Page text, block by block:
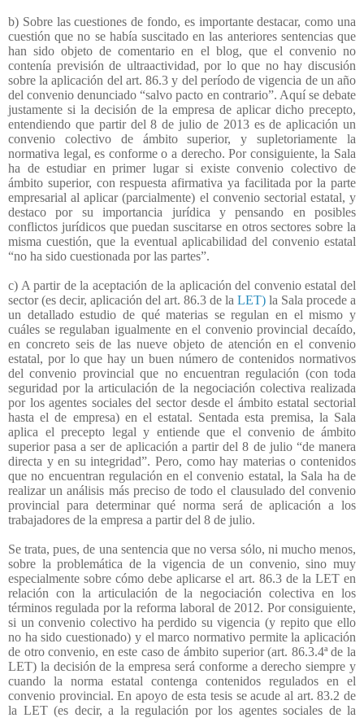
b) Sobre las cuestiones de fondo, es importante destacar, como una
cuestión que no se había suscitado en las anteriores sentencias que
han sido objeto de comentario en el blog, que el convenio no
contenía previsión de ultraactividad, por lo que no hay discusión
sobre la aplicación del art. 86.3 y del período de vigencia de un año
del convenio denunciado “salvo pacto en contrario”. Aquí se debate
justamente si la decisión de la empresa de aplicar dicho precepto,
entendiendo que partir del 8 de julio de 2013 es de aplicación un
convenio colectivo de ámbito superior, y supletoriamente la
normativa legal, es conforme o a derecho. Por consiguiente, la Sala
ha de estudiar en primer lugar si existe convenio colectivo de
ámbito superior, con respuesta afirmativa ya facilitada por la parte
empresarial al aplicar (parcialmente) el convenio sectorial estatal, y
destaco por su importancia jurídica y pensando en posibles
conflictos jurídicos que puedan suscitarse en otros sectores sobre la
misma cuestión, que la eventual aplicabilidad del convenio estatal
“no ha sido cuestionada por las partes”.
c) A partir de la aceptación de la aplicación del convenio estatal del
sector (es decir, aplicación del art. 86.3 de la LET) la Sala procede a
un detallado estudio de qué materias se regulan en el mismo y
cuáles se regulaban igualmente en el convenio provincial decaído,
en concreto seis de las nueve objeto de atención en el convenio
estatal, por lo que hay un buen número de contenidos normativos
del convenio provincial que no encuentran regulación (con toda
seguridad por la articulación de la negociación colectiva realizada
por los agentes sociales del sector desde el ámbito estatal sectorial
hasta el de empresa) en el estatal. Sentada esta premisa, la Sala
aplica el precepto legal y entiende que el convenio de ámbito
superior pasa a ser de aplicación a partir del 8 de julio “de manera
directa y en su integridad”. Pero, como hay materias o contenidos
que no encuentran regulación en el convenio estatal, la Sala ha de
realizar un análisis más preciso de todo el clausulado del convenio
provincial para determinar qué norma será de aplicación a los
trabajadores de la empresa a partir del 8 de julio.
Se trata, pues, de una sentencia que no versa sólo, ni mucho menos,
sobre la problemática de la vigencia de un convenio, sino muy
especialmente sobre cómo debe aplicarse el art. 86.3 de la LET en
relación con la articulación de la negociación colectiva en los
términos regulada por la reforma laboral de 2012. Por consiguiente,
si un convenio colectivo ha perdido su vigencia (y repito que ello
no ha sido cuestionado) y el marco normativo permite la aplicación
de otro convenio, en este caso de ámbito superior (art. 86.3.4ª de la
LET) la decisión de la empresa será conforme a derecho siempre y
cuando la norma estatal contenga contenidos regulados en el
convenio provincial. En apoyo de esta tesis se acude al art. 83.2 de
la LET (es decir, a la regulación por los agentes sociales de la